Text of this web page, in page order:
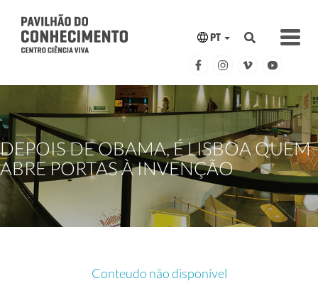
PT
DEPOIS DE OBAMA, É LISBOA QUEM
ABRE PORTAS À INVENÇÃO
Conteudo não disponível